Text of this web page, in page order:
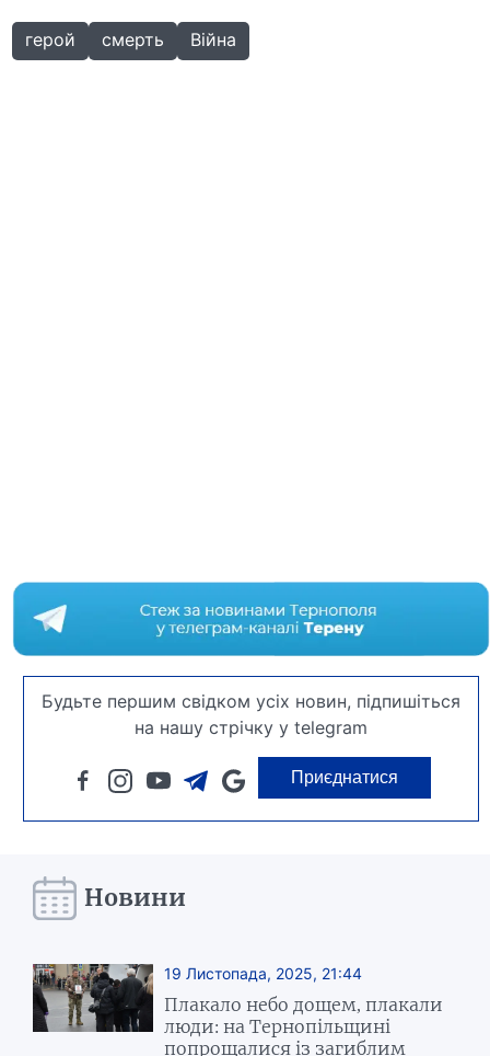
герой смерть Війна
Будьте першим свідком усіх новин, підпишіться
на нашу стрічку у telegram
Приєднатися
Новини
19 Листопада, 2025, 21:44
Плакало небо дощем, плакали
люди: на Тернопільщині
попрощалися із загиблим